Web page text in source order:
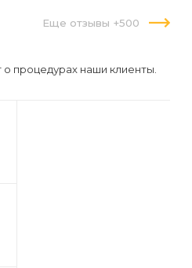
Еще отзывы +500
процедурах наши клиенты.